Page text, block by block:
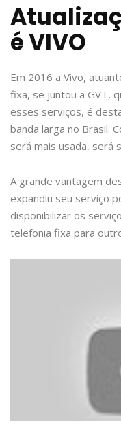
é VIVO
Em 2016 a Vivo,
fixa, se juntou a GVT,
esses serviços, é
banda larga no Brasil.
será mais usada, será
A grande vantagem
expandiu seu serviço
disponibilizar os
telefonia fixa para